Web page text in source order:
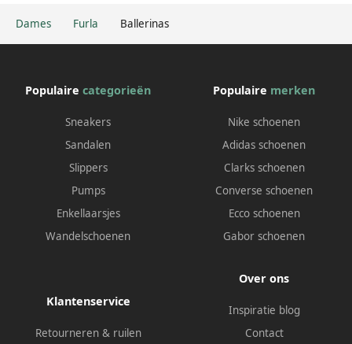
Dames Furla Ballerinas
Populaire categorieën
Sneakers
Sandalen
Slippers
Pumps
Enkellaarsjes
Wandelschoenen
Populaire merken
Nike schoenen
Adidas schoenen
Clarks schoenen
Converse schoenen
Ecco schoenen
Gabor schoenen
Klantenservice
Retourneren & ruilen
Over ons
Inspiratie blog
Contact